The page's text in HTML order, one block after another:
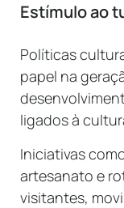
Estímulo ao
Políticas
papel na
ligados à
Iniciativas
artesanato e
visitantes,